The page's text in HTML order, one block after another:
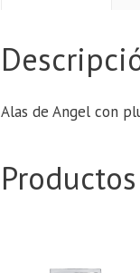
Alas de Angel con